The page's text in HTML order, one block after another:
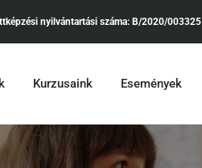
nyilvántartási száma: B/2020/003325
Kurzusaink Események